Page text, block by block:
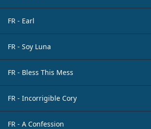
FR - Earl
FR - Soy Luna
FR - Bless This Mess
FR - Incorrigible Cory
FR - A Confession